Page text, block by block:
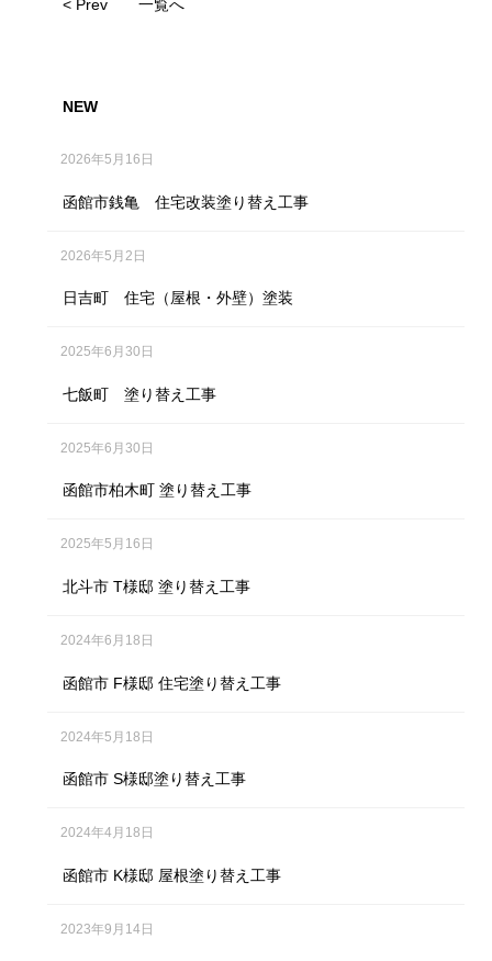
< Prev 一覧へ
NEW
2026年5月16日
函館市銭亀 住宅改装塗り替え工事
2026年5月2日
日吉町 住宅（屋根・外壁）塗装
2025年6月30日
七飯町 塗り替え工事
2025年6月30日
函館市柏木町 塗り替え工事
2025年5月16日
北斗市 T様邸 塗り替え工事
2024年6月18日
函館市 F様邸 住宅塗り替え工事
2024年5月18日
函館市 S様邸塗り替え工事
2024年4月18日
函館市 K様邸 屋根塗り替え工事
2023年9月14日